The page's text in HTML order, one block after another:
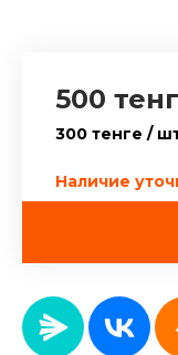
500
300 тенге /
Наличие